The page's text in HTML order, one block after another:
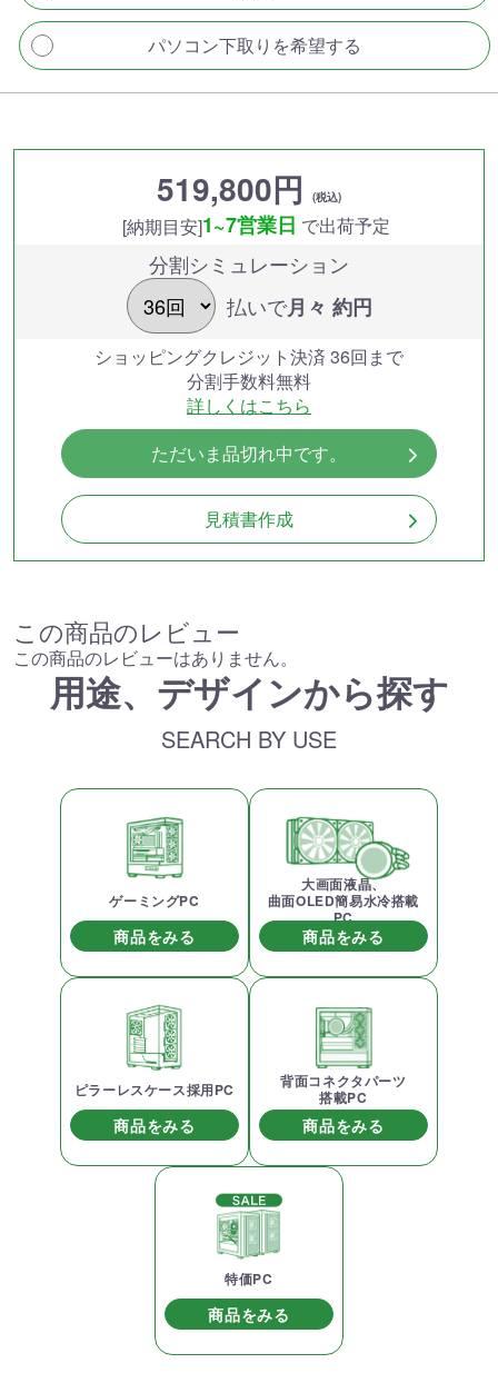
パソコン下取りを希望する
519,800円 (税込)
[納期目安]1~7営業日 で出荷予定
分割シミュレーション
払いで月々 約円
ショッピングクレジット決済 36回まで
分割手数料無料
詳しくはこちら
ただいま品切れ中です。
見積書作成
この商品のレビュー
この商品のレビューはありません。
用途、デザインから探す
SEARCH BY USE
ゲーミングPC
商品をみる
大画面液晶、
曲面OLED簡易水冷搭載
PC
商品をみる
ピラーレスケース採用PC
商品をみる
背面コネクタパーツ
搭載PC
商品をみる
特価PC
商品をみる